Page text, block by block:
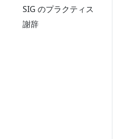
SIG のプラクティス
謝辞